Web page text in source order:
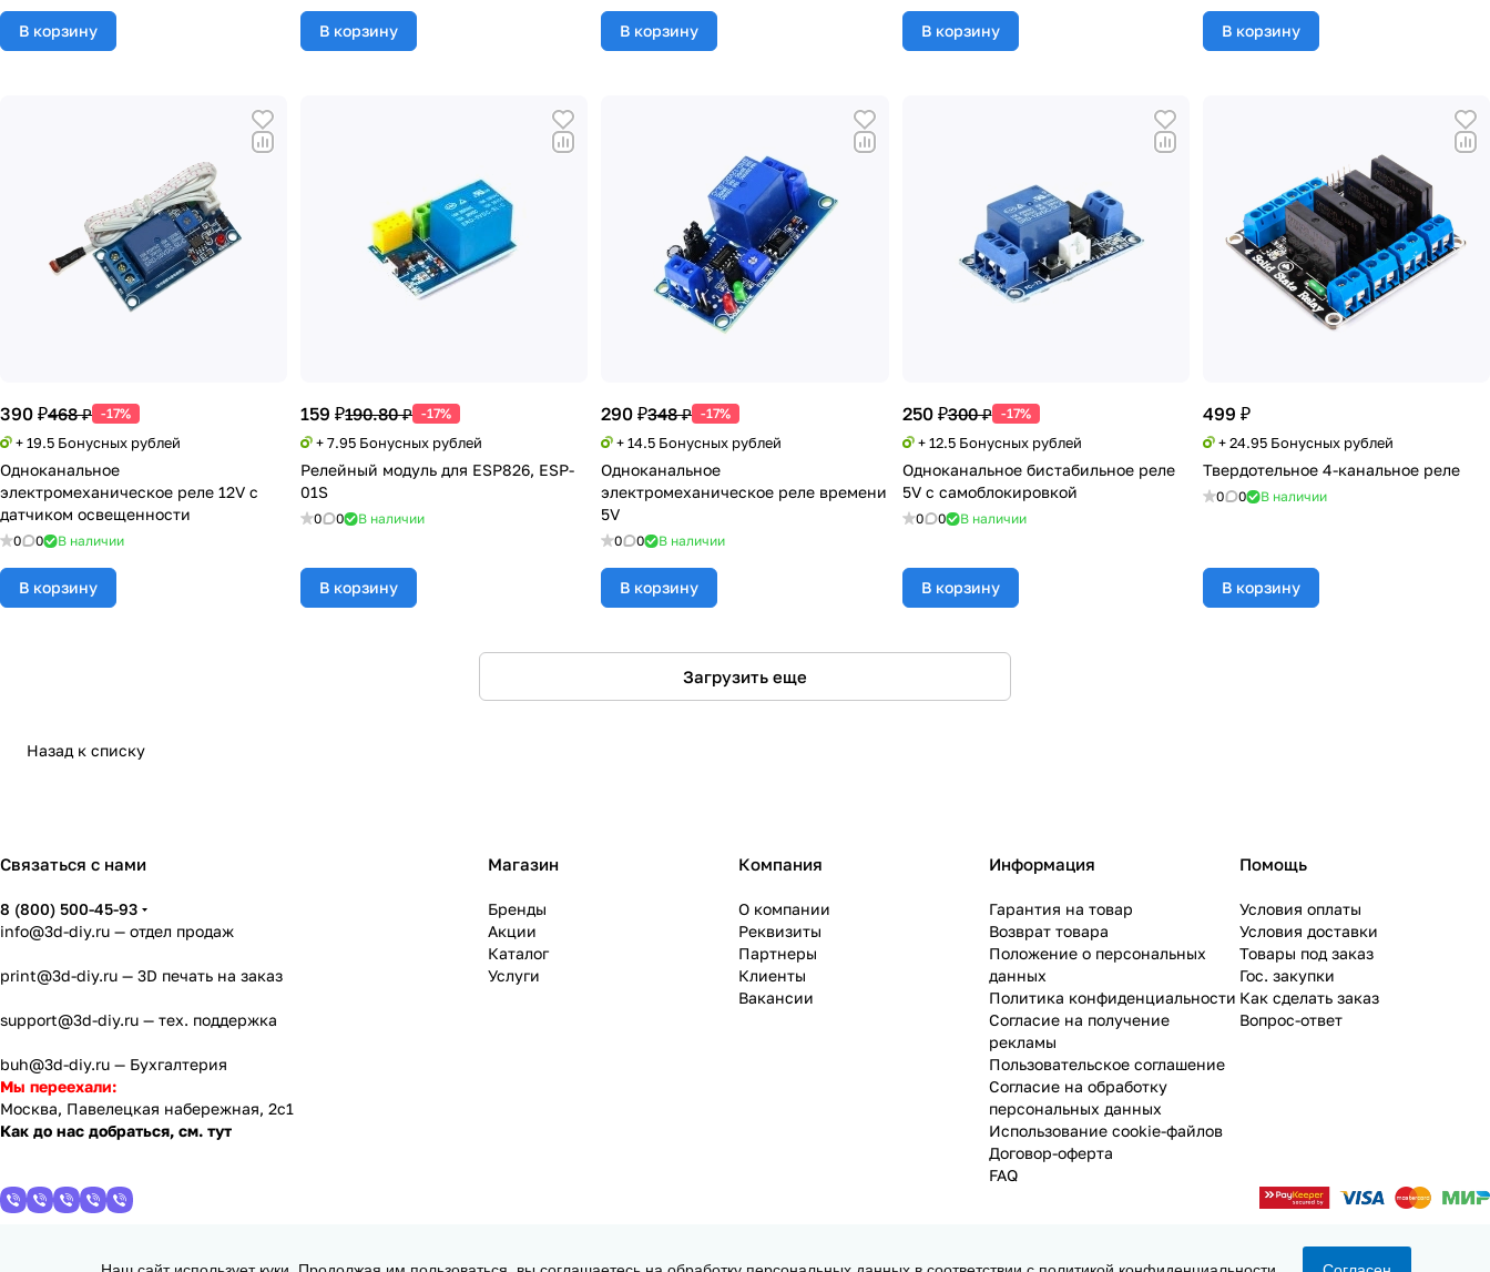
В корзину В корзину В корзину В корзину В корзину
390 ₽468 ₽ -17%
+ 19.5 Бонусных рублей
Одноканальное
электромеханическое реле 12V с
датчиком освещенности
0 0 В наличии
В корзину
159 ₽190.80 ₽ -17%
+ 7.95 Бонусных рублей
Релейный модуль для ESP826, ESP-
01S
0 0 В наличии
В корзину
290 ₽348 ₽ -17%
+ 14.5 Бонусных рублей
Одноканальное
электромеханическое реле времени
5V
0 0 В наличии
В корзину
250 ₽300 ₽ -17%
+ 12.5 Бонусных рублей
Одноканальное бистабильное реле
5V с самоблокировкой
0 0 В наличии
В корзину
499 ₽
+ 24.95 Бонусных рублей
Твердотельное 4-канальное реле
0 0 В наличии
В корзину
Загрузить еще
Назад к списку
Связаться с нами
8 (800) 500-45-93
info@3d-diy.ru — отдел продаж
print@3d-diy.ru — 3D печать на заказ
support@3d-diy.ru — тех. поддержка
buh@3d-diy.ru — Бухгалтерия
Мы переехали:
Москва, Павелецкая набережная, 2с1
Как до нас добраться, см. тут
Магазин
Бренды
Акции
Каталог
Услуги
Компания
О компании
Реквизиты
Партнеры
Клиенты
Вакансии
Информация
Гарантия на товар
Возврат товара
Положение о персональных
данных
Политика конфиденциальности
Согласие на получение
рекламы
Пользовательское соглашение
Согласие на обработку
персональных данных
Использование cookie-файлов
Договор-оферта
FAQ
Помощь
Условия оплаты
Условия доставки
Товары под заказ
Гос. закупки
Как сделать заказ
Вопрос-ответ